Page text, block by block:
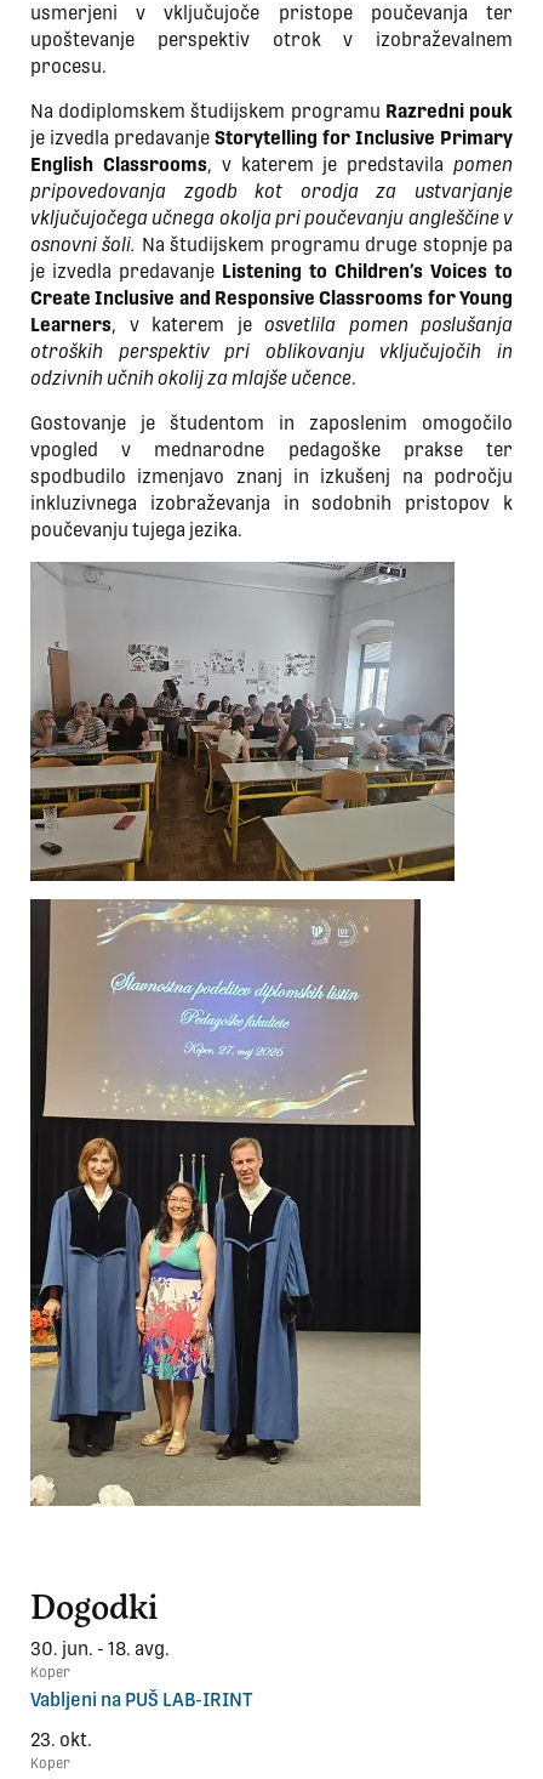
usmerjeni v vključujoče pristope poučevanja ter
upoštevanje perspektiv otrok v izobraževalnem
procesu.
Na dodiplomskem študijskem programu Razredni pouk
je izvedla predavanje Storytelling for Inclusive Primary
English Classrooms, v katerem je predstavilapomen
pripovedovanja zgodb kot orodja za ustvarjanje
vključujočega učnega okolja pri poučevanju angleščine v
osnovni šoli. Na študijskem programu druge stopnje pa
je izvedla predavanje Listening to Children’s Voices to
Create Inclusive and Responsive Classrooms for Young
Learners, v katerem je osvetlila pomen poslušanja
otroških perspektiv pri oblikovanju vključujočih in
odzivnih učnih okolij za mlajše učence.
Gostovanje je študentom in zaposlenim omogočilo
vpogled v mednarodne pedagoške prakse ter
spodbudilo izmenjavo znanj in izkušenj na področju
inkluzivnega izobraževanja in sodobnih pristopov k
poučevanju tujega jezika.
Dogodki
30. jun. - 18. avg.
Koper
Vabljeni na PUŠ LAB-IRINT
23. okt.
Koper